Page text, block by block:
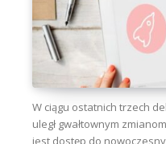
W ciągu ostatnich trzech
uległ gwałtownym
jest dostęp do